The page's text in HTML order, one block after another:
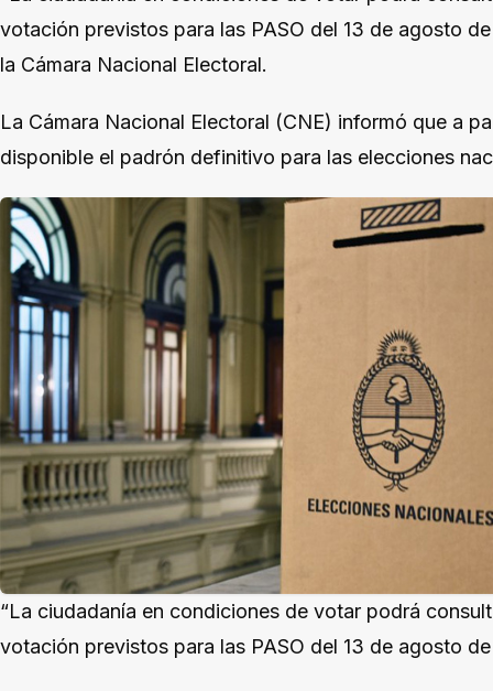
votación previstos para las PASO del 13 de agosto
la Cámara Nacional Electoral.
La Cámara Nacional Electoral (CNE) informó que a
disponible el padrón definitivo para las elecciones
“La ciudadanía en condiciones de votar podrá
votación previstos para las PASO del 13 de agosto